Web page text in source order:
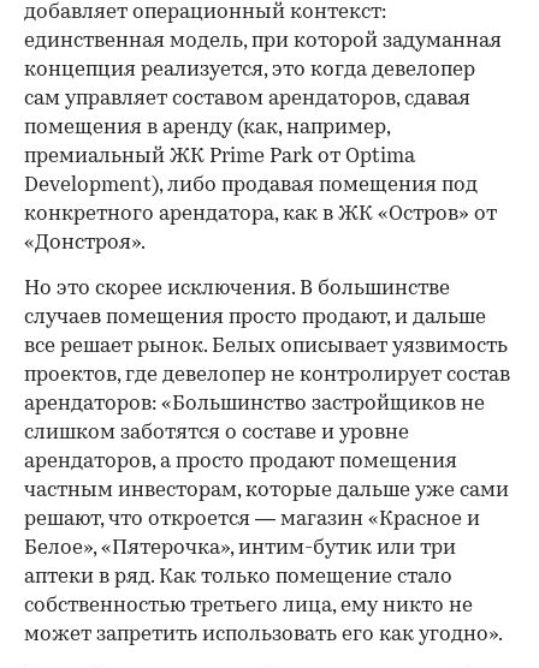
добавляет операционный контекст:
единственная модель, при которой задуманная
концепция реализуется, это когда девелопер
сам управляет составом арендаторов, сдавая
помещения в аренду (как, например,
премиальный ЖК Prime Park от Optima
Development), либо продавая помещения под
конкретного арендатора, как в ЖК «Остров» от
«Донстроя».
Но это скорее исключения. В большинстве
случаев помещения просто продают, и дальше
все решает рынок. Белых описывает уязвимость
проектов, где девелопер не контролирует состав
арендаторов: «Большинство застройщиков не
слишком заботятся о составе и уровне
арендаторов, а просто продают помещения
частным инвесторам, которые дальше уже сами
решают, что откроется — магазин «Красное и
Белое», «Пятерочка», интим-бутик или три
аптеки в ряд. Как только помещение стало
собственностью третьего лица, ему никто не
может запретить использовать его как угодно».